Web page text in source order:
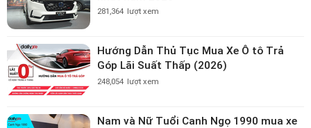
281,364 lượt xem
Hướng Dẫn Thủ Tục Mua Xe Ô tô Trả
Góp Lãi Suất Thấp (2026)
248,054 lượt xem
Nam và Nữ Tuổi Canh Ngọ 1990 mua xe